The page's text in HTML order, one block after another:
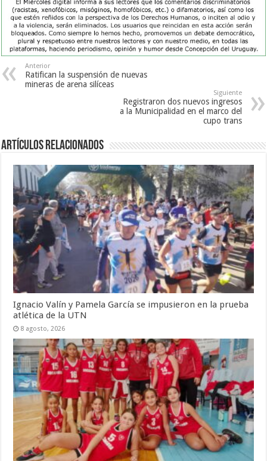
Anterior
Ratifican la suspensión de nuevas
mineras de arena silíceas
Siguiente
Registraron dos nuevos ingresos
a la Municipalidad en el marco del
cupo trans
Artículos Relacionados
Ignacio Valín y Pamela García se impusieron en la prueba
atlética de la UTN
8 agosto, 2026